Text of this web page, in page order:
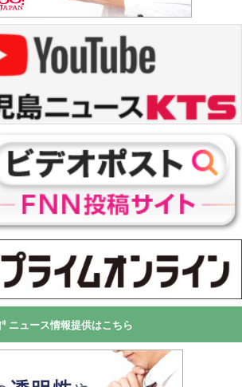
ニュース情報提供はこちら